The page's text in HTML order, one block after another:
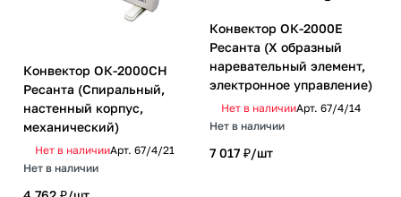
Конвектор ОК-2000СН
Ресанта (Спиральный,
настенный корпус,
механический)
Нет в наличииАрт. 67/4/21
Нет в наличии
Конвектор ОК-2000Е
Ресанта (Х образный
наревательный элемент,
электронное управление)
Нет в наличииАрт. 67/4/14
Нет в наличии
7 017 ₽/шт